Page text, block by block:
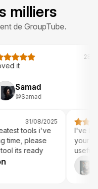
milliers
de GroupTube.
31/08/2025
i've
I've been
your app,
Musix
@musix